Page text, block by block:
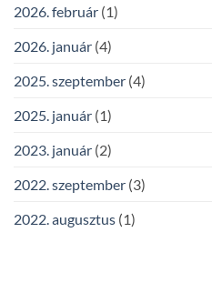
otthona
bejegyzéshez
2026. február (1)
2026. január (4)
2025. szeptember (4)
2025. január (1)
2023. január (2)
2022. szeptember (3)
2022. augusztus (1)